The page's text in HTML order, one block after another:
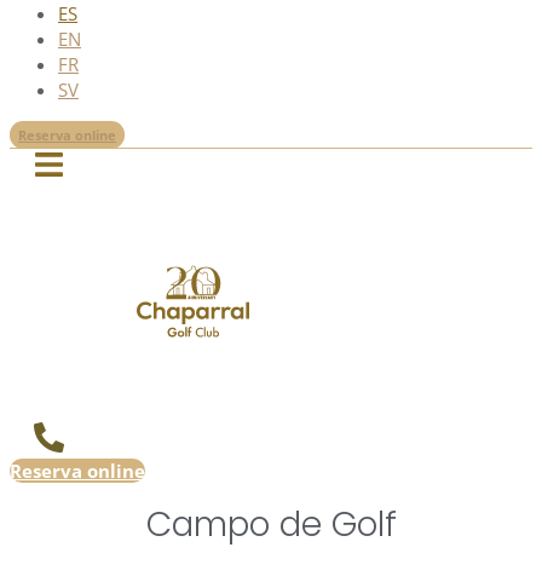
ES
EN
FR
SV
Reserva online
Reserva online
Campo de Golf